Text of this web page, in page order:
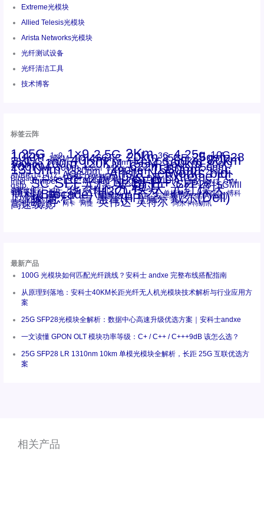
Extreme光模块
Allied Telesis光模块
Arista Networks光模块
光纤测试设备
光纤清洁工具
技术博客
标签云阵
1.25G 1x9 1×9 2.5G 2Km 3G 4.25g 10G
10km 15KM 16G 16GFC 20km 25GE 25gsfp28
28.05G 30km 40Km 50m 53.125G 60km 80km
100km 100m 120KM 155M 160km 200G
200KM 300m 400m 550m 622m 800G 850nm
1310nm 1330nm 1490nm 1550nm 2500m
ANBR-1414TZ AOC Arista Arista Networks bidi
Brocade Cisco CSFP光模块 DAC Dell Extreme FC
Intel Juniper LC MPO-LC Netgear NVIDIA OM2 OM3 OM4
qsfp SC SFF光模块 SFP+ SFP28 SGMII
st螺纹接口 xfp 万兆 交换机 光模块 光纤模块
千兆光模块 华三 华三(H3C) 华为 单模单芯 单模双芯 博科
博科(Brocade) 博通 友讯 多模 安华高 安华高(Avago)
工业级 思科 惠普 惠普(HP) 戴尔 戴尔(Dell)
百兆 瞻博 网卡 网捷 英伟达 英特尔 阿尔卡特朗讯
高速线缆
最新产品
100G 光模块如何匹配光纤跳线？安科士 andxe 完整布线搭配指南
从原理到落地：安科士40KM长距光纤无人机光模块技术解析与行业应用方
案
25G SFP28光模块全解析：数据中心高速升级优选方案｜安科士andxe
一文读懂 GPON OLT 模块功率等级：C+ / C++ / C+++9dB 该怎么选？
25G SFP28 LR 1310nm 10km 单模光模块全解析，长距 25G 互联优选方
案
相关产品